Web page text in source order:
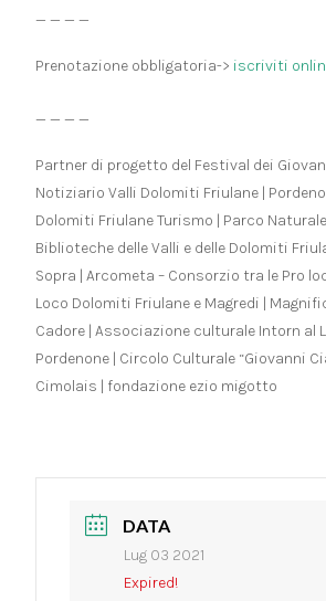
_ _ _ _
Prenotazione obbligatoria-> iscriviti
_ _ _ _
Partner di progetto del Festival dei
Notiziario Valli Dolomiti Friulane |
Dolomiti Friulane Turismo | Parco
Biblioteche delle Valli e delle Dolomiti
Sopra | Arcometa – Consorzio tra le Pro
Loco Dolomiti Friulane e Magredi |
Cadore | Associazione culturale Intorn al
Pordenone | Circolo Culturale “Giovanni
Cimolais | fondazione ezio migotto
DATA
Lug 03 2021
Expired!